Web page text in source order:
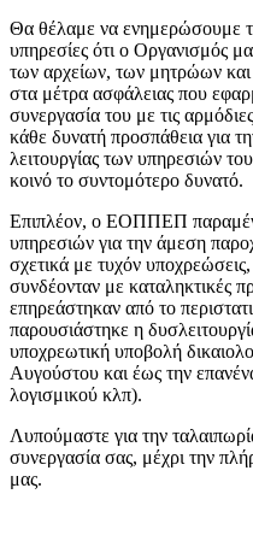
Θα θέλαμε να ενημερώσουμε
υπηρεσίες ότι ο Οργανισμός
των αρχείων, των μητρώων
στα μέτρα ασφάλειας που
συνεργασία του με τις
κάθε δυνατή προσπάθεια για
λειτουργίας των υπηρεσιών
κοινό το συντομότερο δυνατό.
Επιπλέον, ο ΕΟΠΠΕΠ
υπηρεσιών για την άμεση
σχετικά με τυχόν υποχρεώσεις,
συνδέονταν με καταληκτικές
επηρεάστηκαν από το
παρουσιάστηκε η
υποχρεωτική υποβολή
Αυγούστου και έως την
λογισμικού κλπ).
Λυπούμαστε για την
συνεργασία σας, μέχρι την
μας.